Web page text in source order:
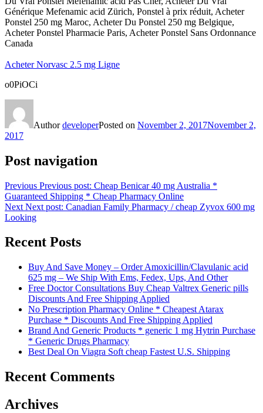
Générique Mefenamic acid Zürich, Ponstel à prix réduit, Acheter
Ponstel 250 mg Maroc, Acheter Du Ponstel 250 mg Belgique,
Acheter Ponstel Pharmacie Paris, Acheter Ponstel Sans Ordonnance
Canada
Acheter Norvasc 2.5 mg Ligne
o0PiOCi
AuthordeveloperPosted on November 2, 2017November 2,
2017
Post navigation
Previous Previous post: Cheap Benicar 40 mg Australia *
Guaranteed Shipping * Cheap Pharmacy Online
Next Next post: Canadian Family Pharmacy / cheap Zyvox 600 mg
Looking
Recent Posts
Buy And Save Money – Order Amoxicillin/Clavulanic acid
625 mg – We Ship With Ems, Fedex, Ups, And Other
Free Doctor Consultations Buy Cheap Valtrex Generic pills
Discounts And Free Shipping Applied
No Prescription Pharmacy Online * Cheapest Atarax
Purchase * Discounts And Free Shipping Applied
Brand And Generic Products * generic 1 mg Hytrin Purchase
* Generic Drugs Pharmacy
Best Deal On Viagra Soft cheap Fastest U.S. Shipping
Recent Comments
Archives